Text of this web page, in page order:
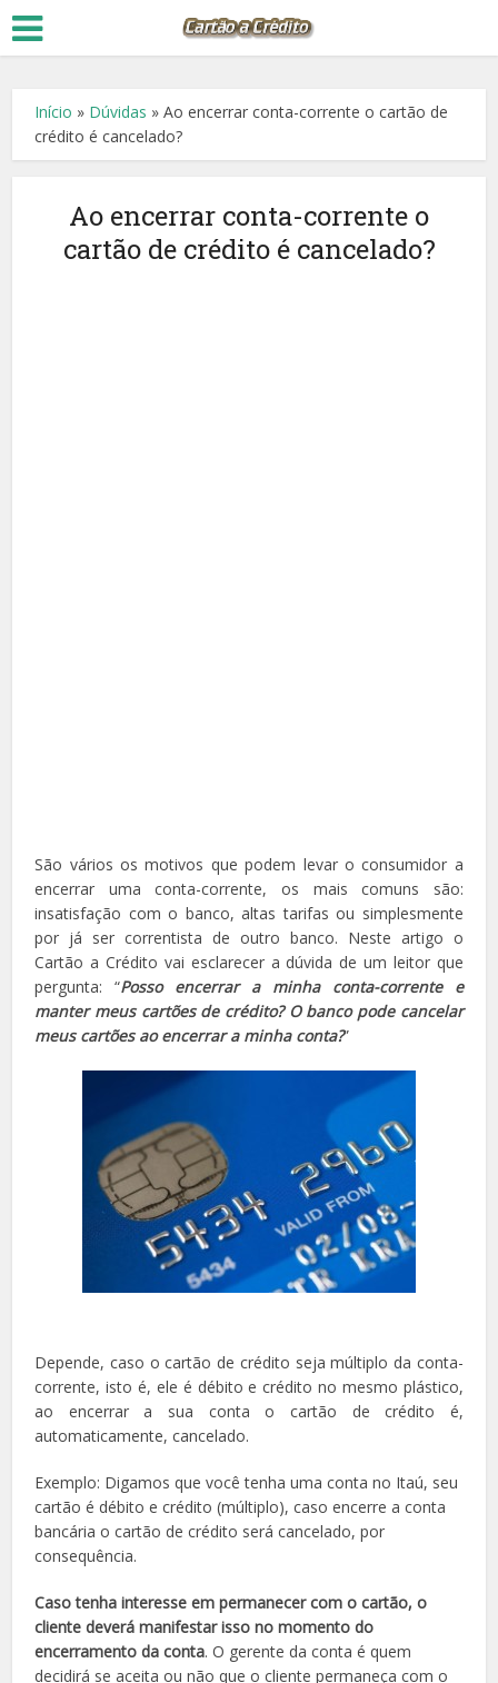
Início » Dúvidas »Ao encerrar conta-corrente o cartão de
crédito é cancelado?
Ao encerrar conta-corrente o
cartão de crédito é cancelado?
São vários os motivos que podem levar o consumidor a
encerrar uma conta-corrente, os mais comuns são:
insatisfação com o banco, altas tarifas ou simplesmente
por já ser correntista de outro banco. Neste artigo o
Cartão a Crédito vai esclarecer a dúvida de um leitor que
pergunta: “Posso encerrar a minha conta-corrente e
manter meus cartões de crédito? O banco pode cancelar
meus cartões ao encerrar a minha conta?”
Depende, caso o cartão de crédito seja múltiplo da conta-
corrente, isto é, ele é débito e crédito no mesmo plástico,
ao encerrar a sua conta o cartão de crédito é,
automaticamente, cancelado.
Exemplo: Digamos que você tenha uma conta no Itaú, seu
cartão é débito e crédito (múltiplo), caso encerre a conta
bancária o cartão de crédito será cancelado, por
consequência.
Caso tenha interesse em permanecer com o cartão, o
cliente deverá manifestar isso no momento do
encerramento da conta. O gerente da conta é quem
decidirá se aceita ou não que o cliente permaneça com o